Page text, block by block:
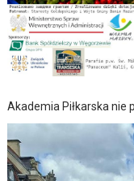
Akademia Piłkarska nie